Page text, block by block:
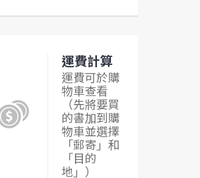
運費計算
運費可於購
物車查看
（先將要買
的書加到購
物車並選擇
「郵寄」和
「目的
地」）